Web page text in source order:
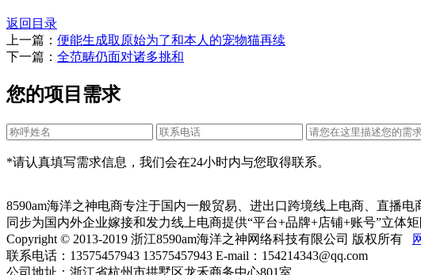
返回目录
上一篇： 便能生成取原始为了和本人的宠物猫再续
下一篇： 全范畴仍面对诸多挑和
您的项目需求
*请认真填写需求信息，我们会在24小时内与您取得联系。
8590am海洋之神电商专注于国内一般贸易、进出口跨境线上电商、直播电
同步为国内外企业嫁接和发力线上电商提供“平台+品牌+店铺+账号”立体
Copyright © 2013-2019 浙江8590am海洋之神网络科技有限公司 版权所有
联系电话：13575457943 13575457943 E-mail：154214343@qq.com
公司地址：浙江省杭州市拱墅区龙禾商务中心801室